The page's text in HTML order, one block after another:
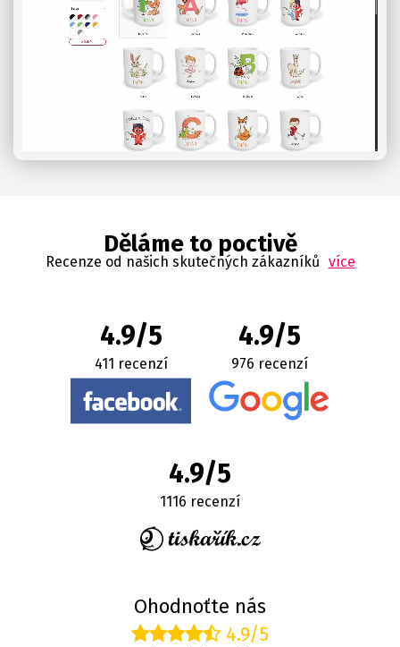
Děláme to poctivě
Recenze od našich skutečných zákazníků více
4.9/5
411 recenzí
4.9/5
976 recenzí
4.9/5
1116 recenzí
Ohodnoťte nás
4.9/5